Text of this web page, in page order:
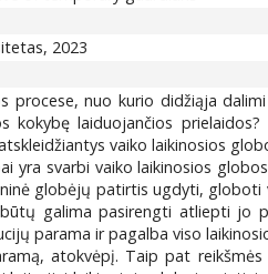
2023
procese, nuo kurio didžiąja
kokybę laiduojančios
vaiko laikinosios
svarbi vaiko laikinosios
globėjų patirtis ugdyti,
galima pasirengti atliepti jo
parama ir pagalba viso
atokvėpį. Taip pat